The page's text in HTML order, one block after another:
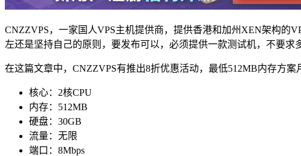
CNZZVPS，一家国人VPS主机提供商，提供香港和加州XEN架构的
左还是坚持自己的原则，要发布可以，必须提供一款测试机，不要
在这篇文章中，CNZZVPS有推出8折优惠活动，最低512MB内存方案
核心：2核CPU
内存：512MB
硬盘：30GB
流量：无限
端口：8Mbps